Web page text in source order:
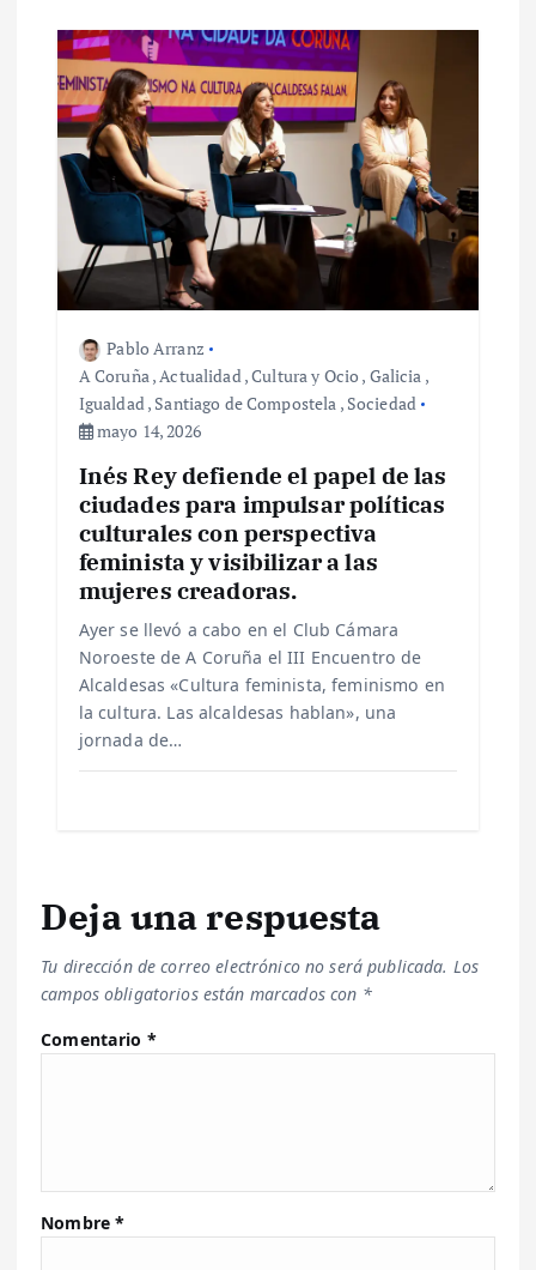
e
n
t
a
d
Pablo Arranz
A Coruña,Actualidad,Cultura y Ocio , Galicia ,
Igualdad, Santiago de Compostela , Sociedad
mayo 14, 2026
Inés Rey defiende el papel de las
ciudades para impulsar políticas
culturales con perspectiva
feminista y visibilizar a las
mujeres creadoras.
Ayer se llevó a cabo en el Club Cámara
Noroeste de A Coruña el III Encuentro de
Alcaldesas «Cultura feminista, feminismo en
la cultura. Las alcaldesas hablan», una
jornada de…
Deja una respuesta
Tu dirección de correo electrónico no será publicada. Los
campos obligatorios están marcados con *
Comentario *
Nombre*